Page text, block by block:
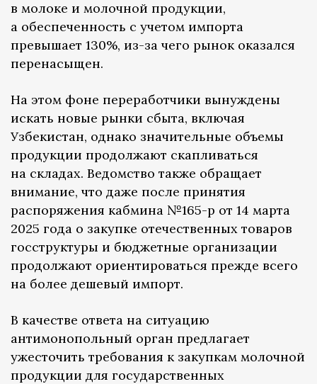
в молоке и молочной продукции,
а обеспеченность с учетом импорта
превышает 130%, из-за чего рынок оказался
перенасыщен.
На этом фоне переработчики вынуждены
искать новые рынки сбыта, включая
Узбекистан, однако значительные объемы
продукции продолжают скапливаться
на складах. Ведомство также обращает
внимание, что даже после принятия
распоряжения кабмина №165-р от 14 марта
2025 года о закупке отечественных товаров
госструктуры и бюджетные организации
продолжают ориентироваться прежде всего
на более дешевый импорт.
В качестве ответа на ситуацию
антимонопольный орган предлагает
ужесточить требования к закупкам молочной
продукции для государственных